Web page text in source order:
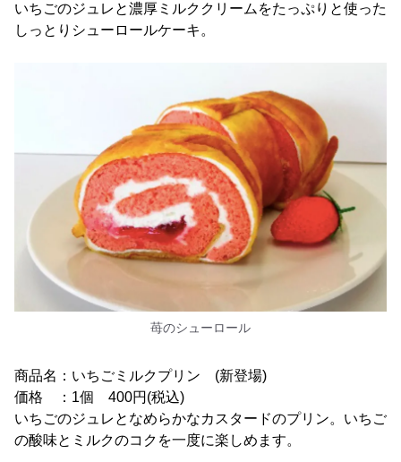
いちごのジュレと濃厚ミルククリームをたっぷりと使った
しっとりシューロールケーキ。
苺のシューロール
商品名：いちごミルクプリン (新登場)
価格 ：1個 400円(税込)
いちごのジュレとなめらかなカスタードのプリン。いちご
の酸味とミルクのコクを一度に楽しめます。